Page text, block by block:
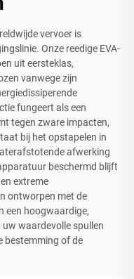
vervoer is
Onze reedige EVA-
uit eersteklas,
vanwege zijn
fungeert als een
tegen zware impacten,
bij het opstapelen in
afwerking
beschermd blijft
extreme
ontworpen met de
een hoogwaardige,
waardevolle spullen
bestemming of de